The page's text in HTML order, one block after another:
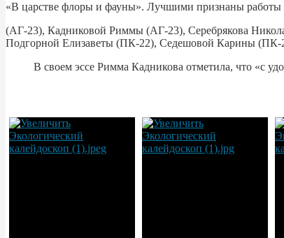
«В царстве флоры и фауны». Лучшими признаны
(АГ-23), Кадниковой Риммы (АГ-23), Серебрякова
Подгорной Елизаветы (ПК-22), Седешовой Карины (ПК-
В своем эссе Римма Кадникова отметила, что «с